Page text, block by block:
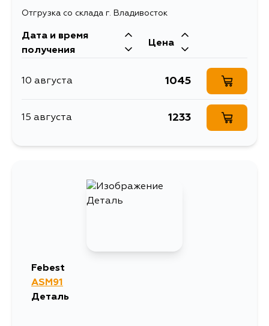
Отгрузка со склада г. Владивосток
Дата и время
получения
Цена
10 августа 1045
15 августа 1233
Febest
ASM91
Деталь